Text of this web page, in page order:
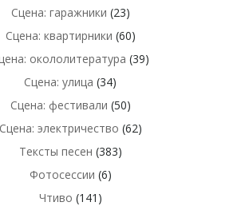
Сцена: гаражники (23)
Сцена: квартирники (60)
окололитература (39)
Сцена: улица (34)
Сцена: фестивали (50)
Сцена: электричество (62)
Тексты песен (383)
Фотосессии (6)
Чтиво (141)